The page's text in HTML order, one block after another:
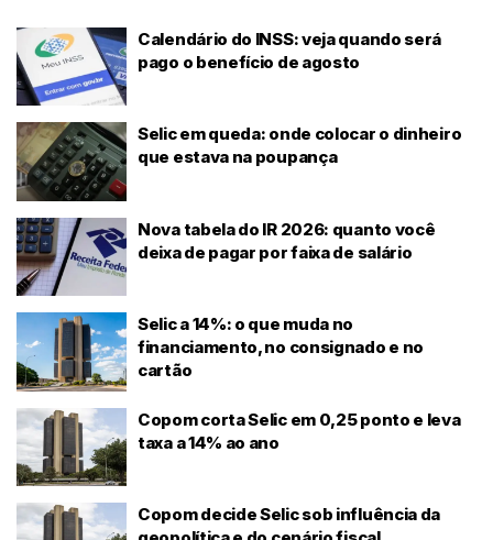
Calendário do INSS: veja quando será
pago o benefício de agosto
Selic em queda: onde colocar o dinheiro
que estava na poupança
Nova tabela do IR 2026: quanto você
deixa de pagar por faixa de salário
Selic a 14%: o que muda no
financiamento, no consignado e no
cartão
Copom corta Selic em 0,25 ponto e leva
taxa a 14% ao ano
Copom decide Selic sob influência da